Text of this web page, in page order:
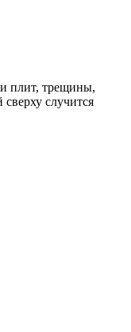
плит, трещины,
случится